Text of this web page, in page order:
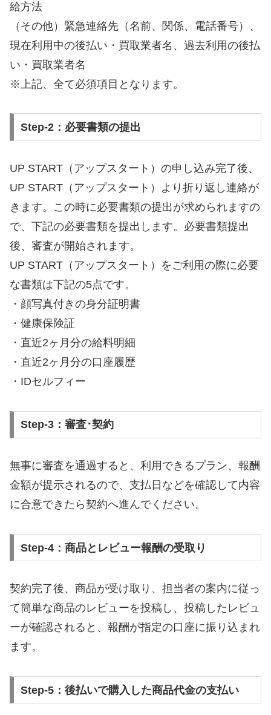
給方法
（その他）緊急連絡先（名前、関係、電話番号）、
現在利用中の後払い・買取業者名、過去利用の後払
い・買取業者名
※上記、全て必須項目となります。
Step-2：必要書類の提出
UP START（アップスタート）の申し込み完了後、
UP START（アップスタート）より折り返し連絡が
きます。この時に必要書類の提出が求められますの
で、下記の必要書類を提出します。必要書類提出
後、審査が開始されます。
UP START（アップスタート）をご利用の際に必要
な書類は下記の5点です。
・顔写真付きの身分証明書
・健康保険証
・直近2ヶ月分の給料明細
・直近2ヶ月分の口座履歴
・IDセルフィー
Step-3：審査･契約
無事に審査を通過すると、利用できるプラン、報酬
金額が提示されるので、支払日などを確認して内容
に合意できたら契約へ進んでください。
Step-4：商品とレビュー報酬の受取り
契約完了後、商品が受け取り、担当者の案内に従っ
て簡単な商品のレビューを投稿し、投稿したレビュ
ーが確認されると、報酬が指定の口座に振り込まれ
ます。
Step-5：後払いで購入した商品代金の支払い